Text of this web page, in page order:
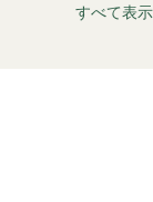
すべて表示